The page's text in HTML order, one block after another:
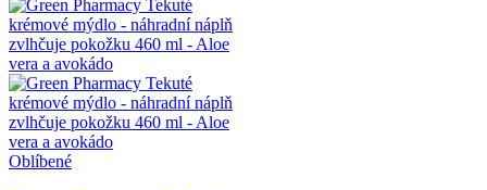
Oblíbené